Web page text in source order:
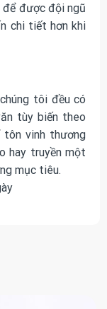
để được đội ngũ
chi tiết hơn khi
tôi đều có
tùy biến theo
tôn vinh thương
hay truyền một
mục tiêu.